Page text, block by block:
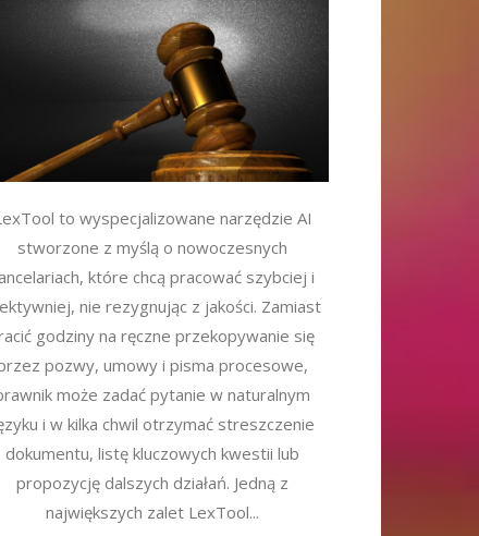
to wyspecjalizowane narzędzie AI
stworzone z myślą o nowoczesnych
które chcą pracować szybciej i
nie rezygnując z jakości. Zamiast
godziny na ręczne przekopywanie się
pozwy, umowy i pisma procesowe,
może zadać pytanie w naturalnym
i w kilka chwil otrzymać streszczenie
dokumentu, listę kluczowych kwestii lub
propozycję dalszych działań. Jedną z
największych zalet LexTool...